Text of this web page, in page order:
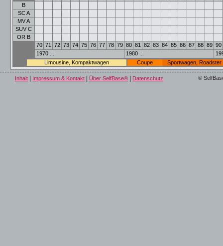
B
SC A
MV A
SUV C
OR B
70 71 72 73 74 75 76 77 78 79 80 81 82 83 84 85 86 87 88 89 90
1970 ...
1980 ...
Limousine, Kompaktwagen
Coupe Sportwagen, Roadster
Inhalt Impressum & Kontakt Über SelfBase® Datenschutz ©